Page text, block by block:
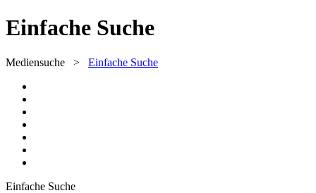
Einfache Suche
Mediensuche > Einfache Suche
Einfache Suche